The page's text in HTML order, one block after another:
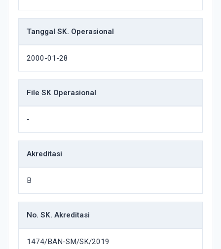
Tanggal SK. Operasional
2000-01-28
File SK Operasional
-
Akreditasi
B
No. SK. Akreditasi
1474/BAN-SM/SK/2019